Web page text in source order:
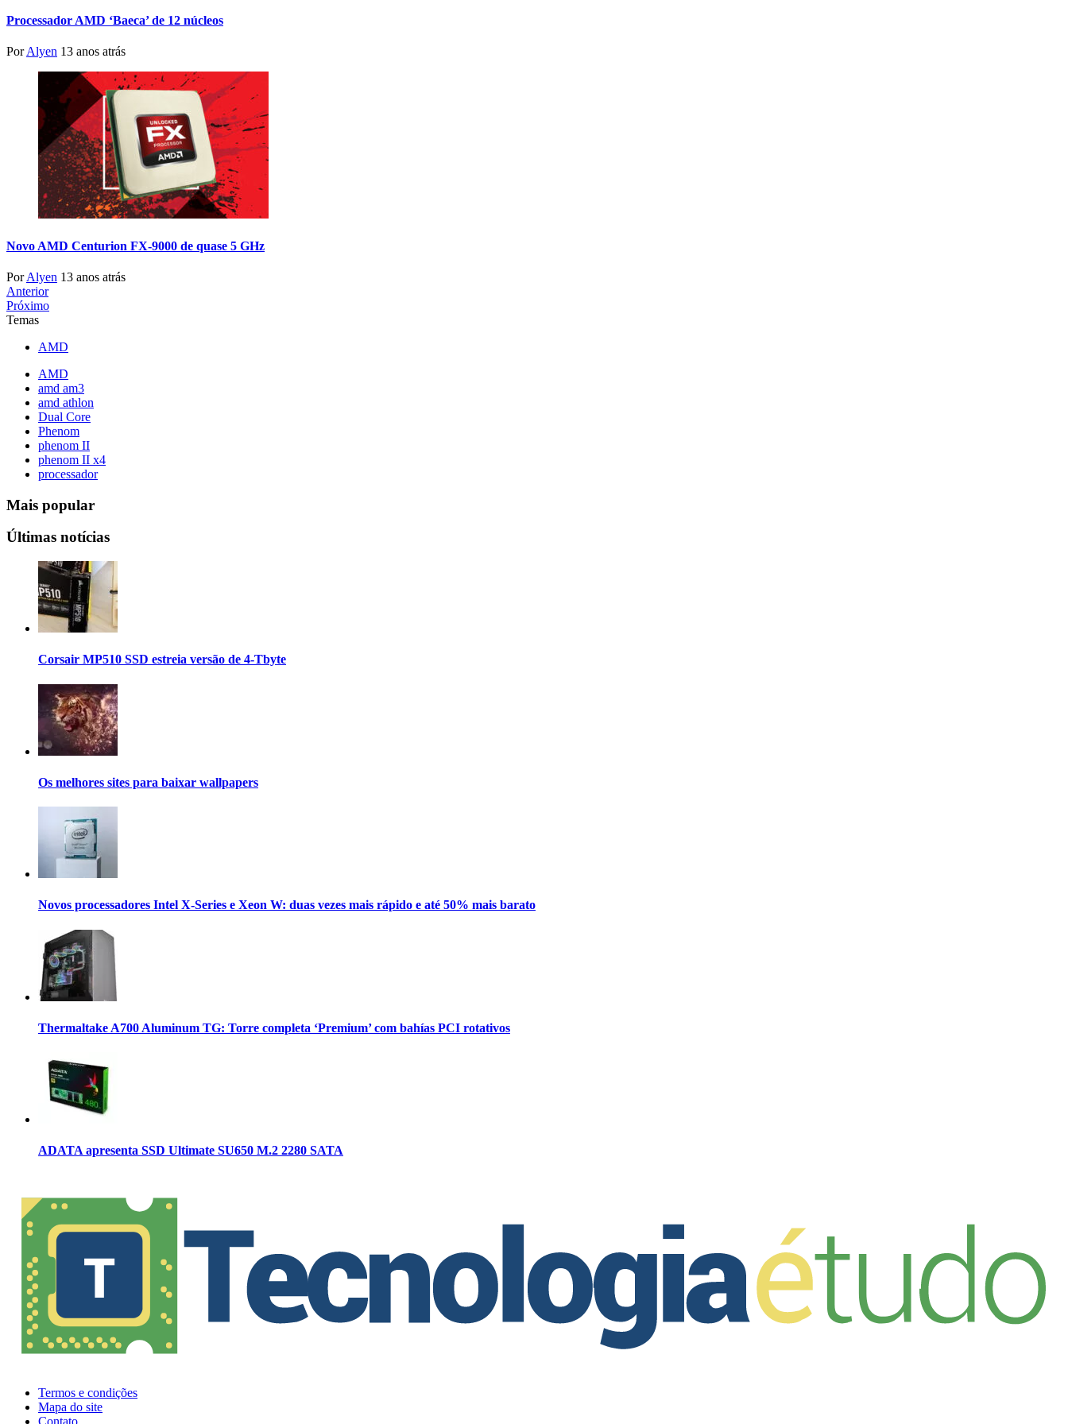
Processador AMD ‘Baeca’ de 12 núcleos
PorAlyen 13 anos atrás
Novo AMD Centurion FX-9000 de quase 5 GHz
PorAlyen 13 anos atrás
Anterior
Próximo
Temas
AMD
AMD
amd am3
amd athlon
Dual Core
Phenom
phenom II
phenom II x4
processador
Mais popular
Últimas notícias
Corsair MP510 SSD estreia versão de 4-Tbyte
Os melhores sites para baixar wallpapers
Novos processadores Intel X-Series e Xeon W: duas vezes mais rápido e até 50% mais barato
Thermaltake A700 Aluminum TG: Torre completa ‘Premium’ com bahías PCI rotativos
ADATA apresenta SSD Ultimate SU650 M.2 2280 SATA
Termos e condições
Mapa do site